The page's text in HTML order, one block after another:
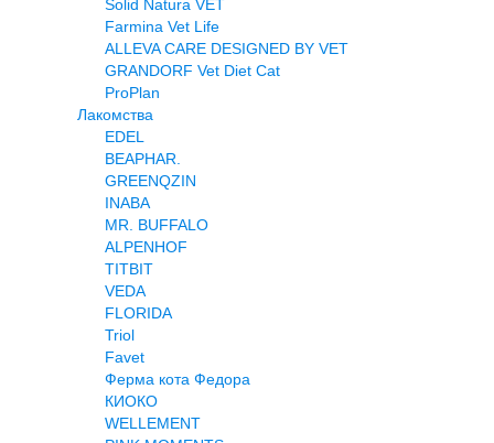
Solid Natura VET
Farmina Vet Life
ALLEVA CARE DESIGNED BY VET
GRANDORF Vet Diet Cat
ProPlan
Лакомства
EDEL
BEAPHAR.
GREENQZIN
INABA
MR. BUFFALO
ALPENHOF
TITBIT
VEDA
FLORIDA
Triol
Favet
Ферма кота Федора
КИОКО
WELLEMENT